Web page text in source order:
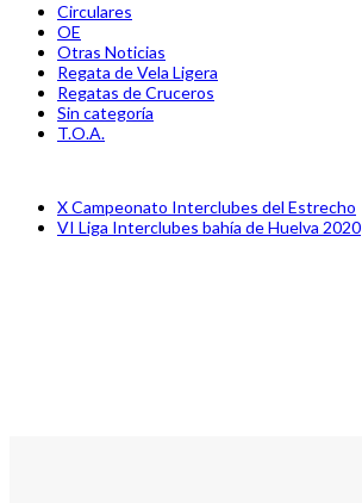
Circulares
OE
Otras Noticias
Regata de Vela Ligera
Regatas de Cruceros
Sin categoría
T.O.A.
previous
post:
X Campeonato Interclubes del Estrecho
next
VI Liga Interclubes bahía de Huelva 2020